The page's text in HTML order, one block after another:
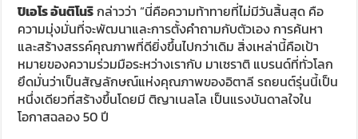
ปิเอโร อันติโนริกล่าวว่า “นี่คือความท้าทายที่ไม่มีวันสิ้นสุด คือ
ความมุ่งมั่นที่จะพัฒนาและการตั้งคำถามกับตัวเอง การค้นหา
และสร้างสรรค์คุณภาพที่ดียิ่งขึ้นไปกว่าเดิม สิ่งเหล่านี้คือเป้า
หมายของความร่วมมือระหว่างเรากับ มาเซราติ แบรนด์ที่ทั่วโลก
ยึดมั่นว่าเป็นสัญลักษณ์แห่งคุณภาพของอิตาลี รถยนต์รุ่นนี้เป็น
หนึ่งเดียวที่สร้างขึ้นโดยมี ติญาเนลโล เป็นแรงบันดาลใจใน
โอกาสฉลอง 50 ปี